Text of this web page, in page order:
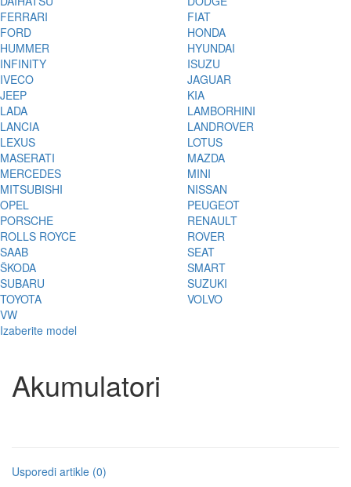
FERRARI
FIAT
FORD
HONDA
HUMMER
HYUNDAI
INFINITY
ISUZU
IVECO
JAGUAR
JEEP
KIA
LADA
LAMBORHINI
LANCIA
LANDROVER
LEXUS
LOTUS
MASERATI
MAZDA
MERCEDES
MINI
MITSUBISHI
NISSAN
OPEL
PEUGEOT
PORSCHE
RENAULT
ROLLS ROYCE
ROVER
SAAB
SEAT
ŠKODA
SMART
SUBARU
SUZUKI
TOYOTA
VOLVO
VW
Izaberite model
Akumulatori
Usporedi artikle (0)